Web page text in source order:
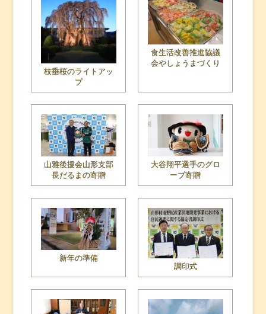
枝垂桜のライトアッ
プ
食生活改善推進協議
会やしょうまづくり
山雅後援会山形支部
長だるまの寄贈
大谷翔平選手のグロ
ーブ寄贈
新年の準備
調印式